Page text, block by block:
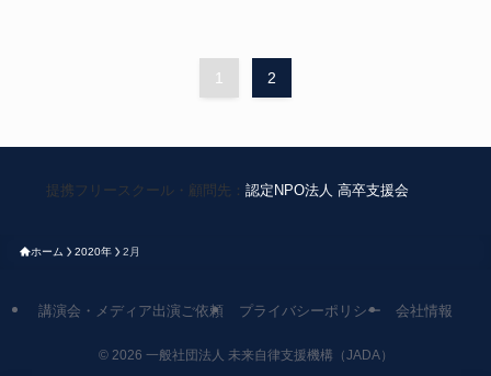
1 2
提携フリースクール・顧問先： 認定NPO法人 高卒支援会
ホーム 2020年 2月
講演会・メディア出演ご依頼 プライバシーポリシー 会社情報
©2026 一般社団法人 未来自律支援機構（JADA）